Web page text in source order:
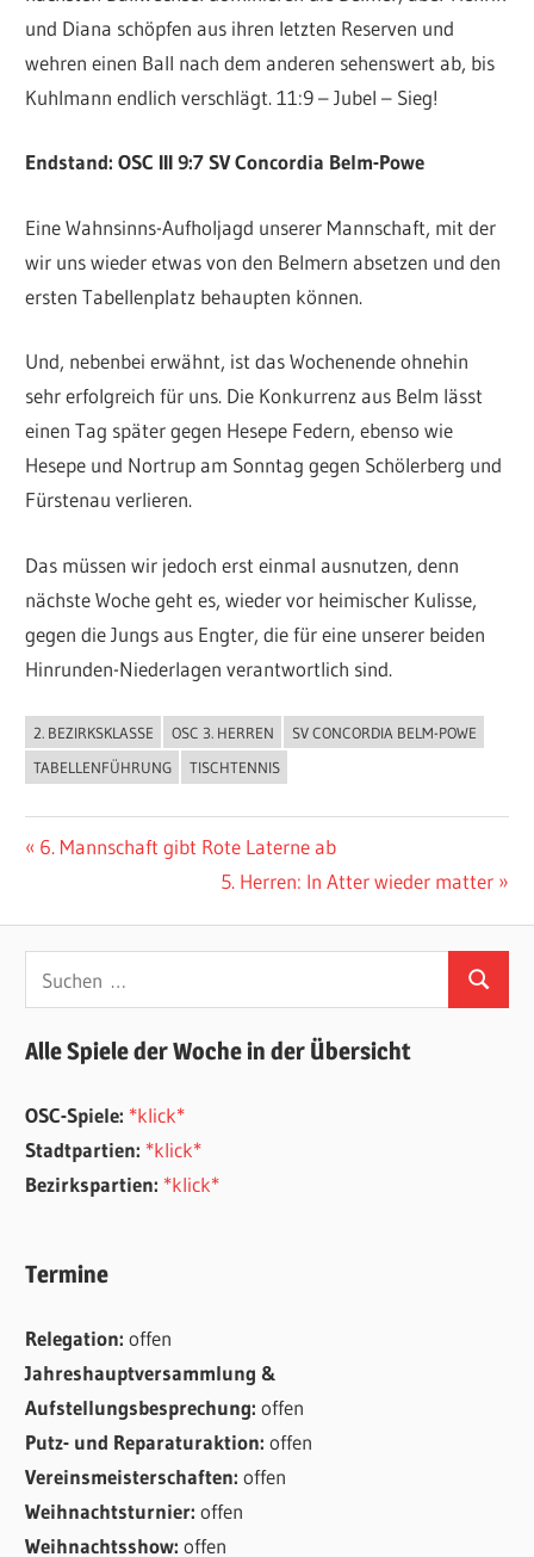
und Diana schöpfen aus ihren letzten Reserven und
wehren einen Ball nach dem anderen sehenswert ab, bis
Kuhlmann endlich verschlägt. 11:9 – Jubel – Sieg!
Endstand: OSC III 9:7 SV Concordia Belm-Powe
Eine Wahnsinns-Aufholjagd unserer Mannschaft, mit der
wir uns wieder etwas von den Belmern absetzen und den
ersten Tabellenplatz behaupten können.
Und, nebenbei erwähnt, ist das Wochenende ohnehin
sehr erfolgreich für uns. Die Konkurrenz aus Belm lässt
einen Tag später gegen Hesepe Federn, ebenso wie
Hesepe und Nortrup am Sonntag gegen Schölerberg und
Fürstenau verlieren.
Das müssen wir jedoch erst einmal ausnutzen, denn
nächste Woche geht es, wieder vor heimischer Kulisse,
gegen die Jungs aus Engter, die für eine unserer beiden
Hinrunden-Niederlagen verantwortlich sind.
ALLGEMEIN
2. BEZIRKSKLASSE OSC 3. HERREN
SV CONCORDIA BELM-POWE
TABELLENFÜHRUNG
TISCHTENNIS
Beitragsnavigation
Vorheriger
6. Mannschaft gibt Rote Laterne ab
Nächster
5. Herren: In Atter wieder matter
nach:
Suchen
Alle Spiele der Woche in der Übersicht
OSC-Spiele: *klick*
Stadtpartien: *klick*
Bezirkspartien: *klick*
Termine
Relegation:offen
Jahreshauptversammlung &
Aufstellungsbesprechung:offen
Putz- und Reparaturaktion:offen
Vereinsmeisterschaften:offen
Weihnachtsturnier:offen
Weihnachtsshow:offen